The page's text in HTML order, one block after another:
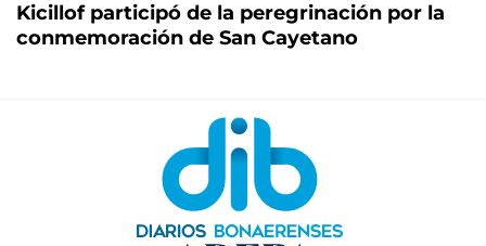
Kicillof participó de la peregrinación por la
conmemoración de San Cayetano